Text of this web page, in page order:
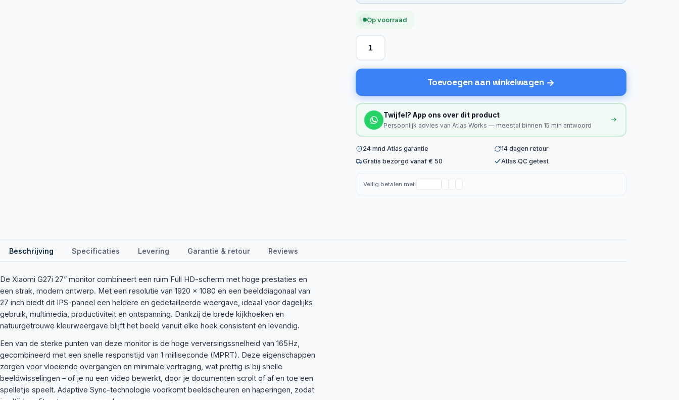
Op voorraad
Toevoegen aan winkelwagen
Twijfel? App ons over dit product
Persoonlijk advies van Atlas Works — meestal binnen 15 min antwoord
24 mnd Atlas garantie
14 dagen retour
Gratis bezorgd vanaf € 50
Atlas QC getest
Veilig betalen met:
Beschrijving Specificaties Levering Garantie & retour Reviews
De Xiaomi G27i 27” monitor combineert een ruim Full HD-scherm met hoge prestaties en
een strak, modern ontwerp. Met een resolutie van 1920 x 1080 en een beelddiagonaal van
27 inch biedt dit IPS-paneel een heldere en gedetailleerde weergave, ideaal voor dagelijks
gebruik, multimedia, productiviteit en ontspanning. Dankzij de brede kijkhoeken en
natuurgetrouwe kleurweergave blijft het beeld vanuit elke hoek consistent en levendig.
Een van de sterke punten van deze monitor is de hoge verversingssnelheid van 165Hz,
gecombineerd met een snelle responstijd van 1 milliseconde (MPRT). Deze eigenschappen
zorgen voor vloeiende overgangen en minimale vertraging, wat prettig is bij snelle
beeldwisselingen – of je nu een video bewerkt, door je documenten scrolt of af en toe een
spelletje speelt. Adaptive Sync-technologie voorkomt beeldscheuren en haperingen, zodat